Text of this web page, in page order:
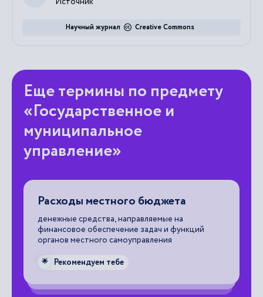
Creative Commons
Научный журнал
Еще термины по предмету
«Государственное и
муниципальное
управление»
Расходы местного бюджета
денежные средства, направляемые на
финансовое обеспечение задач и функций
органов местного самоуправления
🌟 Рекомендуем тебе